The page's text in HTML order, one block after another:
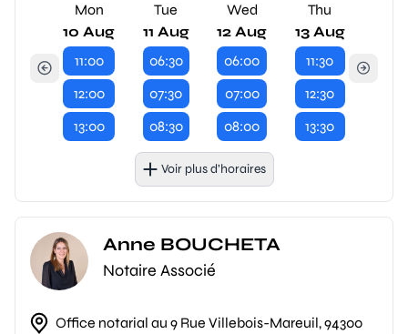
Mon
10 Aug
11:00
12:00
13:00
Tue
11 Aug
06:30
07:30
08:30
Wed
12 Aug
06:00
07:00
08:00
Thu
13 Aug
11:30
12:30
13:30
Voir plus d’horaires
Anne BOUCHETA
Notaire Associé
Office notarial au 9 Rue Villebois-Mareuil, 94300